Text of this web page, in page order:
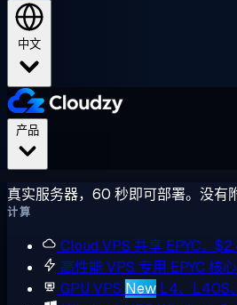
中文
真实服务器，60 秒即可部署。没有
计算
Cloud VPS 共享 EPYC，
高性能 VPS 专用 EPYC 核
GPU VPS New L4、L40S